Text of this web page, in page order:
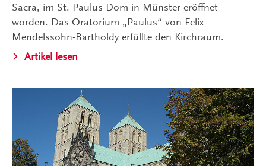
Sacra, im St.-Paulus-Dom in Münster eröffnet
worden. Das Oratorium „Paulus“ von Felix
Mendelssohn-Bartholdy erfüllte den Kirchraum.
Artikel lesen